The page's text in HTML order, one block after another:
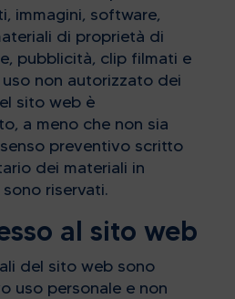
immagini, software,
di proprietà di
pubblicità, clip filmati e
non autorizzato dei
sito web è
a meno che non sia
preventivo scritto
dei materiali in
riservati.
al sito web
del sito web sono
uso personale e non